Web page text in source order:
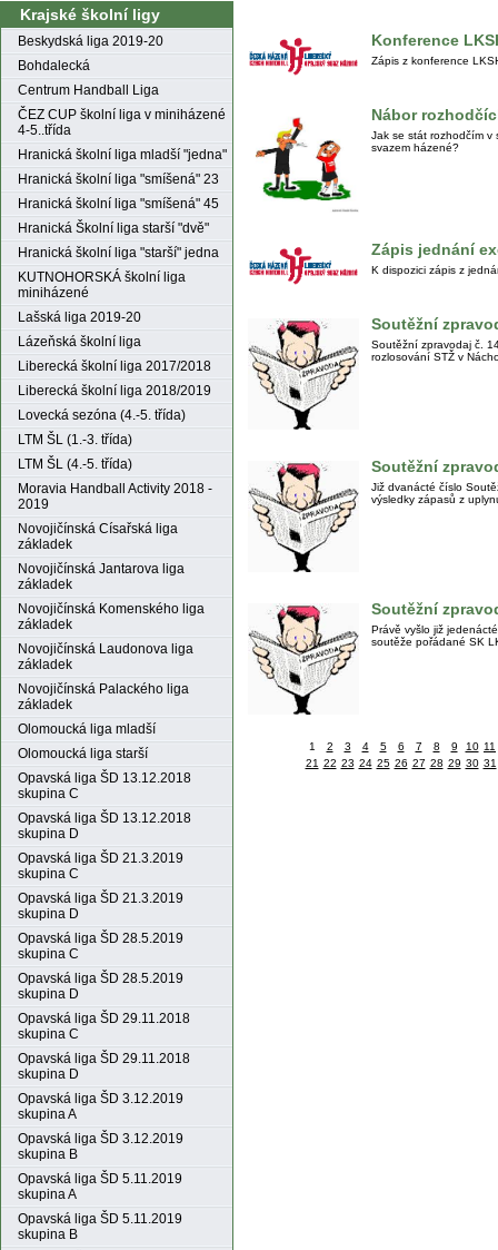
Krajské školní ligy
Beskydská liga 2019-20
Bohdalecká
Centrum Handball Liga
ČEZ CUP školní liga v miniházené
4-5..třída
Hranická školní liga mladší "jedna"
Hranická školní liga "smíšená" 23
Hranická školní liga "smíšená" 45
Hranická Školní liga starší "dvě"
Hranická školní liga "starší" jedna
KUTNOHORSKÁ školní liga
miniházené
Lašská liga 2019-20
Lázeňská školní liga
Liberecká školní liga 2017/2018
Liberecká školní liga 2018/2019
Lovecká sezóna (4.-5. třída)
LTM ŠL (1.-3. třída)
LTM ŠL (4.-5. třída)
Moravia Handball Activity 2018 -
2019
Novojičínská Císařská liga
základek
Novojičínská Jantarova liga
základek
Novojičínská Komenského liga
základek
Novojičínská Laudonova liga
základek
Novojičínská Palackého liga
základek
Olomoucká liga mladší
Olomoucká liga starší
Opavská liga ŠD 13.12.2018
skupina C
Opavská liga ŠD 13.12.2018
skupina D
Opavská liga ŠD 21.3.2019
skupina C
Opavská liga ŠD 21.3.2019
skupina D
Opavská liga ŠD 28.5.2019
skupina C
Opavská liga ŠD 28.5.2019
skupina D
Opavská liga ŠD 29.11.2018
skupina C
Opavská liga ŠD 29.11.2018
skupina D
Opavská liga ŠD 3.12.2019
skupina A
Opavská liga ŠD 3.12.2019
skupina B
Opavská liga ŠD 5.11.2019
skupina A
Opavská liga ŠD 5.11.2019
skupina B
Konference
Zápis z konference
Nábor
Jak se stát rozhodčím v
svazem házené?
Zápis jednání
K dispozici zápis z
Soutěžní
Soutěžní zpravodaj č.
rozlosování STŽ v
Soutěžní
Již dvanácté číslo
výsledky zápasů z
Soutěžní
Právě vyšlo již
soutěže pořádané SK
1 2 3 4 5 6 7 8 9 10 11
21 22 23 24 25 26 27 28 29 30 31